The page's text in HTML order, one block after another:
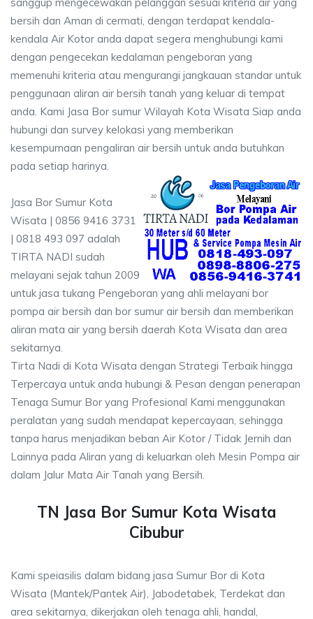
bersih dan Aman di cermati, dengan terdapat kendala-
kendala Air Kotor anda dapat segera menghubungi kami
dengan pengecekan kedalaman pengeboran yang
memenuhi kriteria atau mengurangi jangkauan standar untuk
penggunaan aliran air bersih tanah yang keluar di tempat
anda. Kami Jasa Bor sumur Wilayah Kota Wisata Siap anda
hubungi dan survey kelokasi yang memberikan
kesempurnaan pengaliran air bersih untuk anda butuhkan
pada setiap harinya.
Jasa Bor Sumur Kota
Wisata | 0856 9416 3731
| 0818 493 097 adalah
TIRTA NADI sudah
melayani sejak tahun 2009
untuk jasa tukang Pengeboran yang ahli melayani bor
pompa air bersih dan bor sumur air bersih dan memberikan
aliran mata air yang bersih daerah Kota Wisata dan area
sekitarnya.
Tirta Nadi di Kota Wisata dengan Strategi Terbaik hingga
Terpercaya untuk anda hubungi & Pesan dengan penerapan
Tenaga Sumur Bor yang Profesional Kami menggunakan
peralatan yang sudah mendapat kepercayaan, sehingga
tanpa harus menjadikan beban Air Kotor / Tidak Jernih dan
Lainnya pada Aliran yang di keluarkan oleh Mesin Pompa air
dalam Jalur Mata Air Tanah yang Bersih.
TN Jasa Bor Sumur Kota Wisata
Cibubur
Kami speiasilis dalam bidang jasa Sumur Bor di Kota
Wisata (Mantek/Pantek Air), Jabodetabek, Terdekat dan
area sekitarnya, dikerjakan oleh tenaga ahli, handal,